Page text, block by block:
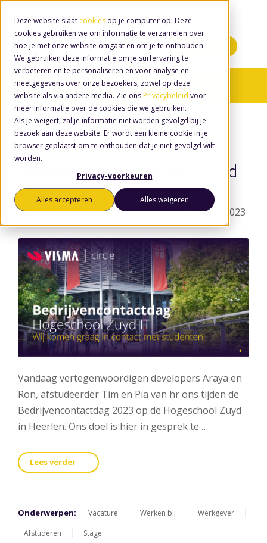
Deze website slaat cookies op je computer op. Deze
cookies gebruiken we om informatie te verzamelen over
hoe je met onze website omgaat en om je te onthouden.
We gebruiken deze informatie om je surfervaring te
verbeteren en te personaliseren en voor analyse en
meetgegevens over onze bezoekers, zowel op deze
website als via andere media. Zie ons Privacybeleid voor
meer informatie over de cookies die we gebruiken.
Als je weigert, zal je informatie niet worden gevolgd bij je
bezoek aan deze website. Er wordt een kleine cookie in je
browser geplaatst om te onthouden dat je niet gevolgd wilt
worden.
Privacy-voorkeuren
Alles accepteren Alles weigeren
Minidemo's
Nieuws/ Vacature
Bedrijvencontactdag @ HS Zuyd
2023
doorWouter van den Eerenbeemt, op 8 mei 2023
Vandaag vertegenwoordigen developers Araya en
Ron, afstudeerder Tim en Pia van hr ons tijden de
Bedrijvencontactdag 2023 op de Hogeschool Zuyd
in Heerlen. Ons doel is hier in gesprek te …
Lees verder
Onderwerpen: Vacature Werken bij
Werkgever
Afstuderen
Stage